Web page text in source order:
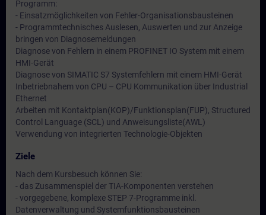
Programm:
- Einsatzmöglichkeiten von Fehler-Organisationsbausteinen
- Programmtechnisches Auslesen, Auswerten und zur Anzeige
bringen von Diagnosemeldungen
Diagnose von Fehlern in einem PROFINET IO System mit einem
HMI-Gerät
Diagnose von SIMATIC S7 Systemfehlern mit einem HMI-Gerät
Inbetriebnahem von CPU – CPU Kommunikation über Industrial
Ethernet
Arbeiten mit Kontaktplan(KOP)/Funktionsplan(FUP), Structured
Control Language (SCL) und Anweisungsliste(AWL)
Verwendung von integrierten Technologie-Objekten
Ziele
Nach dem Kursbesuch können Sie:
- das Zusammenspiel der TIA-Komponenten verstehen
- vorgegebene, komplexe STEP 7-Programme inkl.
Datenverwaltung und Systemfunktionsbausteinen